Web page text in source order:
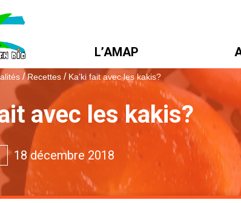
L’AMAP
/Recettes / Ka’ki fait avec les kakis?
avec les kakis?
18 décembre 2018